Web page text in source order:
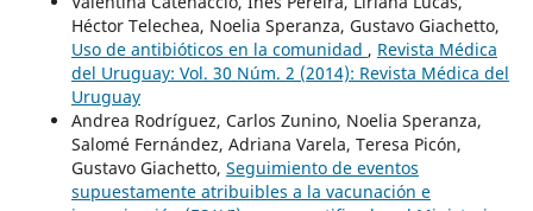
Héctor Telechea, Noelia Speranza, Gustavo Giachetto,
Uso de antibióticos en la comunidad , Revista Médica
del Uruguay: Vol. 30 Núm. 2 (2014): Revista Médica del
Uruguay
Andrea Rodríguez, Carlos Zunino, Noelia Speranza,
Salomé Fernández, Adriana Varela, Teresa Picón,
Gustavo Giachetto, Seguimiento de eventos
supuestamente atribuibles a la vacunación e